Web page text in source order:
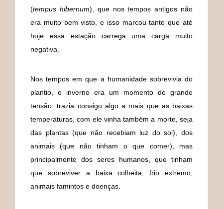
(tempus hibernum), que nos tempos antigos não
era muito bem visto, e isso marcou tanto que até
hoje essa estação carrega uma carga muito
negativa.
Nos tempos em que a humanidade sobrevivia do
plantio, o inverno era um momento de grande
tensão, trazia consigo algo a mais que as baixas
temperaturas, com ele vinha também a morte, seja
das plantas (que não recebiam luz do sol), dos
animais (que não tinham o que comer), mas
principalmente dos seres humanos, que tinham
que sobreviver a baixa colheita, frio extremo,
animais famintos e doenças.